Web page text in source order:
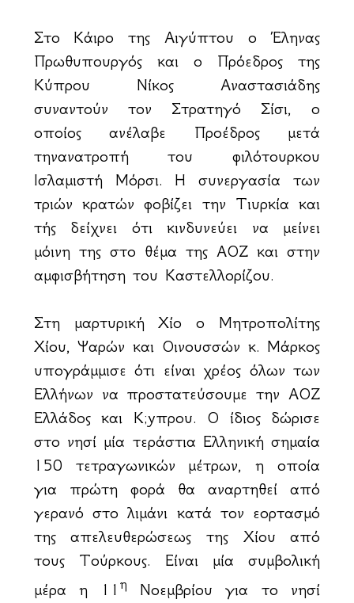
Στο Κάιρο της Αιγύπτου ο Έληνας
Πρωθυπουργός και ο Πρόεδρος της
Κύπρου Νίκος Αναστασιάδης
συναντούν τον Στρατηγό Σίσι, ο
οποίος ανέλαβε Προέδρος μετά
τηνανατροπή του φιλότουρκου
Ισλαμιστή Μόρσι. Η συνεργασία των
τριών κρατών φοβίζει την Τιυρκία και
τής δείχνει ότι κινδυνεύει να μείνει
μόινη της στο θέμα της ΑΟΖ και στην
αμφισβήτηση του Καστελλορίζου.
Στη μαρτυρική Χίο ο Μητροπολίτης
Χίου, Ψαρών και Οινουσσών κ. Μάρκος
υπογράμμισε ότι είναι χρέος όλων των
Ελλήνων να προστατεύσουμε την ΑΟΖ
Ελλάδος και Κ;yπρου. Ο ίδιος δώρισε
στο νησί μία τεράστια Ελληνική σημαία
150 τετραγωνικών μέτρων, η οποία
για πρώτη φορά θα αναρτηθεί από
γερανό στο λιμάνι κατά τον εορτασμό
της απελευθερώσεως της Χίου από
τους Τούρκους. Είναι μία συμβολική
μέρα η 11 η
Νοεμβρίου για το νησί